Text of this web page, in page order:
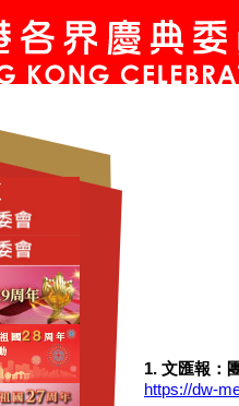
1. 文匯報 ：
https://dw-